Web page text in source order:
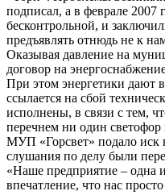
подписал, а в феврале
бесконтрольной, и
предъявлять отнюдь не к
Оказывая давление на
договор на
При этом энергетики дают
ссылается на сбой
исполнены, в связи с тем,
перечнем ни один
МУП «Горсвет» подало иск
слушания по делу были
«Наше предприятие – одна
впечатление, что нас